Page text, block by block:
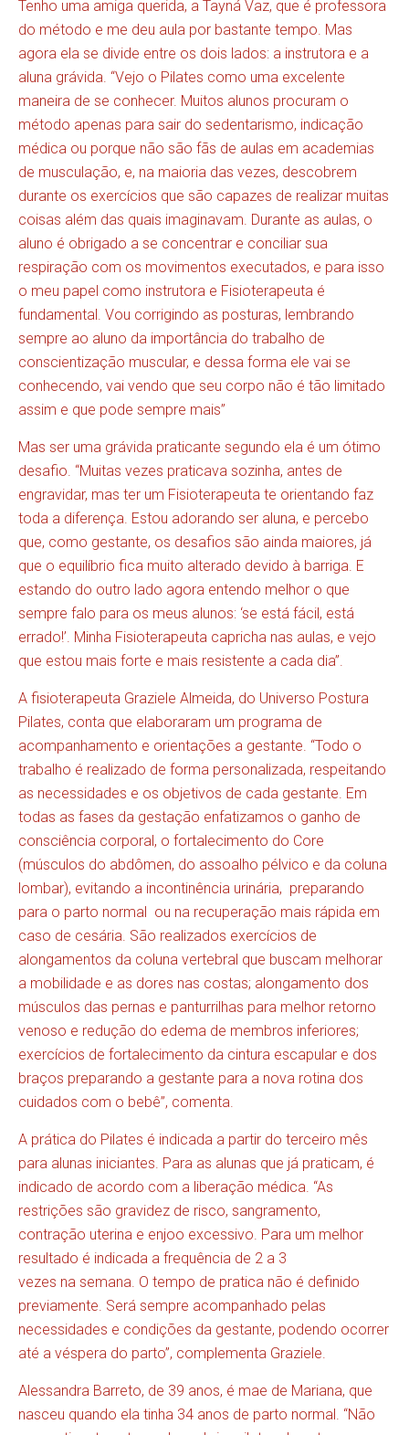
Tenho uma amiga querida, a Tayná Vaz, que é professora
do método e me deu aula por bastante tempo. Mas
agora ela se divide entre os dois lados: a instrutora e a
aluna grávida. “Vejo o Pilates como uma excelente
maneira de se conhecer. Muitos alunos procuram o
método apenas para sair do sedentarismo, indicação
médica ou porque não são fãs de aulas em academias
de musculação, e, na maioria das vezes, descobrem
durante os exercícios que são capazes de realizar muitas
coisas além das quais imaginavam. Durante as aulas, o
aluno é obrigado a se concentrar e conciliar sua
respiração com os movimentos executados, e para isso
o meu papel como instrutora e Fisioterapeuta é
fundamental. Vou corrigindo as posturas, lembrando
sempre ao aluno da importância do trabalho de
conscientização muscular, e dessa forma ele vai se
conhecendo, vai vendo que seu corpo não é tão limitado
assim e que pode sempre mais”
Mas ser uma grávida praticante segundo ela é um ótimo
desafio. “Muitas vezes praticava sozinha, antes de
engravidar, mas ter um Fisioterapeuta te orientando faz
toda a diferença. Estou adorando ser aluna, e percebo
que, como gestante, os desafios são ainda maiores, já
que o equilíbrio fica muito alterado devido à barriga. E
estando do outro lado agora entendo melhor o que
sempre falo para os meus alunos: ‘se está fácil, está
errado!’. Minha Fisioterapeuta capricha nas aulas, e vejo
que estou mais forte e mais resistente a cada dia”.
A fisioterapeuta Graziele Almeida, do Universo Postura
Pilates, conta que elaboraram um programa de
acompanhamento e orientações a gestante. “Todo o
trabalho é realizado de forma personalizada, respeitando
as necessidades e os objetivos de cada gestante. Em
todas as fases da gestação enfatizamos o ganho de
consciência corporal, o fortalecimento do Core
(músculos do abdômen, do assoalho pélvico e da coluna
lombar), evitando a incontinência urinária, preparando
para o parto normal ou na recuperação mais rápida em
caso de cesária. São realizados exercícios de
alongamentos da coluna vertebral que buscam melhorar
a mobilidade e as dores nas costas; alongamento dos
músculos das pernas e panturrilhas para melhor retorno
venoso e redução do edema de membros inferiores;
exercícios de fortalecimento da cintura escapular e dos
braços preparando a gestante para a nova rotina dos
cuidados com o bebê”, comenta.
A prática do Pilates é indicada a partir do terceiro mês
para alunas iniciantes. Para as alunas que já praticam, é
indicado de acordo com a liberação médica. “As
restrições são gravidez de risco, sangramento,
contração uterina e enjoo excessivo. Para um melhor
resultado é indicada a frequência de 2 a 3
vezes na semana. O tempo de pratica não é definido
previamente. Será sempre acompanhado pelas
necessidades e condições da gestante, podendo ocorrer
até a véspera do parto”, complementa Graziele.
Alessandra Barreto, de 39 anos, é mae de Mariana, que
nasceu quando ela tinha 34 anos de parto normal. “Não